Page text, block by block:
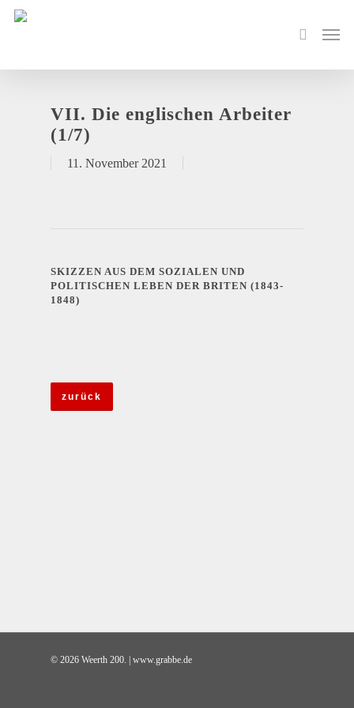
VII. Die englischen Arbeiter
(1/7)
11. November 2021
SKIZZEN AUS DEM SOZIALEN UND
POLITISCHEN LEBEN DER BRITEN (1843-
1848)
zurück
© 2026 Weerth 200. | www.grabbe.de